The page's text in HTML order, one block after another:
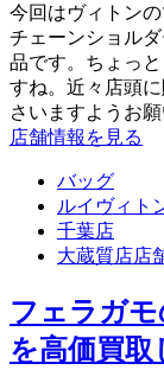
今回はヴィトン
チェーンショル
品です。ちょっ
すね。近々店頭
さいますようお願
店舗情報を見る
バッグ
ルイヴィト
千葉店
大蔵質店店
フェラガモ
を高価買